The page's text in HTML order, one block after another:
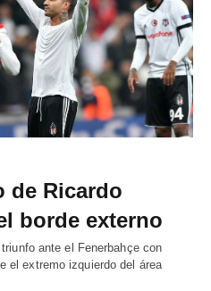
de Ricardo
borde externo
ante el Fenerbahçe con
el extremo izquierdo del área